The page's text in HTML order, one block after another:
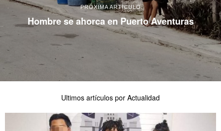
PRÓXIMA ARTÍCULO
Hombre se ahorca en Puerto Aventuras
Ultimos artículos por Actualidad